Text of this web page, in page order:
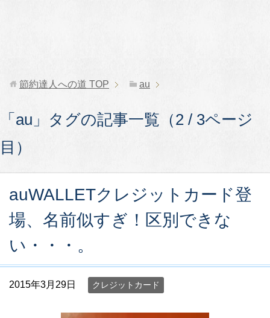
節約達人への道 TOP au
「au」タグの記事一覧（2 / 3ページ
目）
auWALLETクレジットカード登
場、名前似すぎ！区別できな
い・・・。
2015年3月29日 クレジットカード